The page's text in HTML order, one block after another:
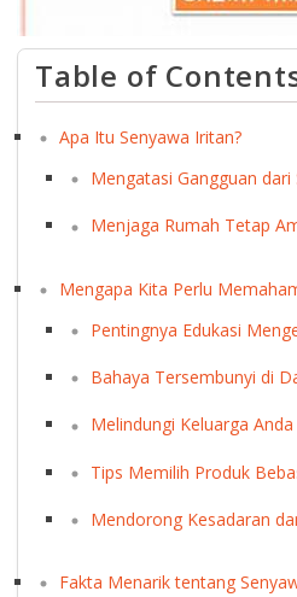
Table of
Apa Itu Senyawa Iritan?
Mengatasi Gangguan dari
Menjaga Rumah Tetap
Mengapa Kita Perlu
Pentingnya Edukasi
Bahaya Tersembunyi di
Melindungi Keluarga
Tips Memilih Produk
Mendorong Kesadaran
Fakta Menarik tentang